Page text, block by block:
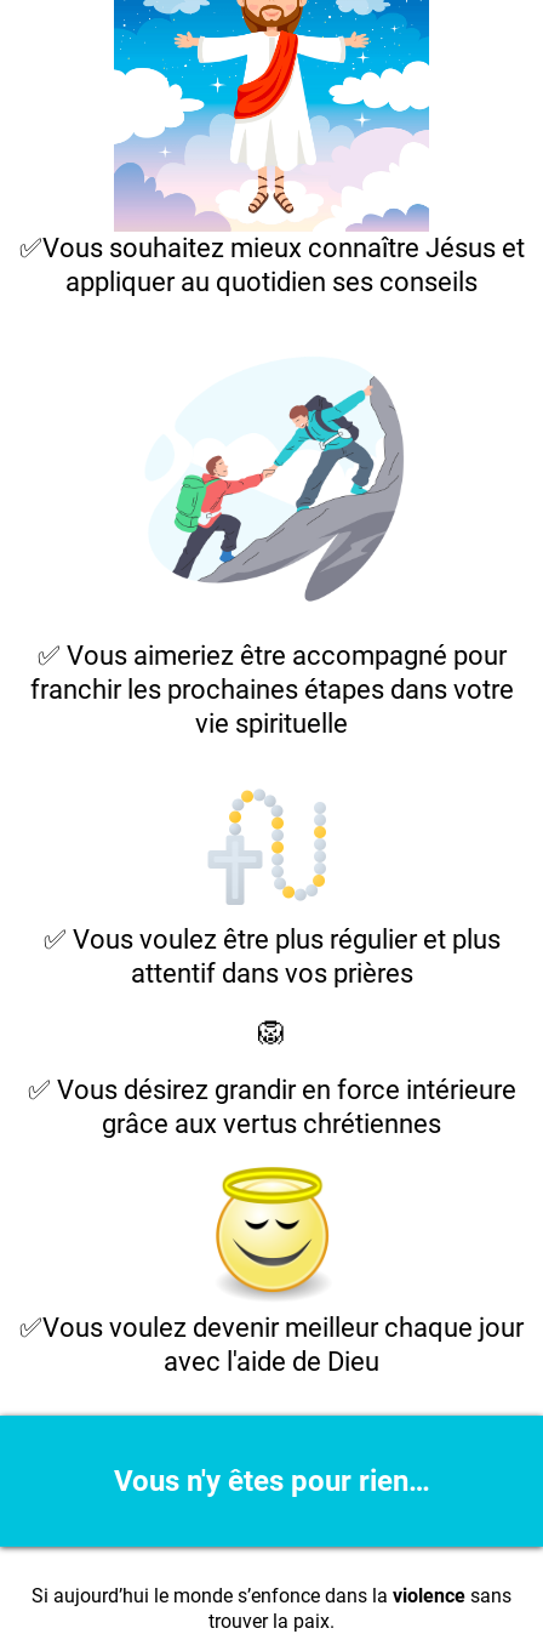
✅Vous souhaitez mieux connaître Jésus et
appliquer au quotidien ses conseils
✅ Vous aimeriez être accompagné pour
franchir les prochaines étapes dans votre
vie spirituelle
✅ Vous voulez être plus régulier et plus
attentif dans vos prières
🦁
✅ Vous désirez grandir en force intérieure
grâce aux vertus chrétiennes
✅Vous voulez devenir meilleur chaque jour
avec l'aide de Dieu
Vous n'y êtes pour rien…
Si aujourd’hui le monde s’enfonce dans la violence sans
trouver la paix.